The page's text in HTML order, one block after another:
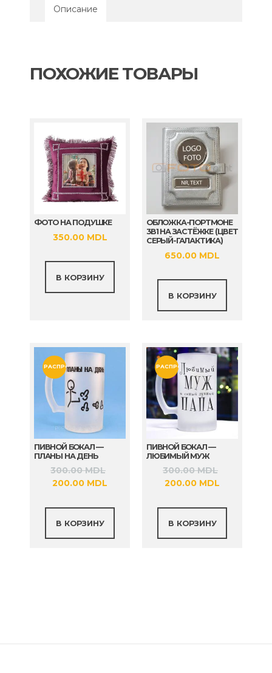
Описание
ПОХОЖИЕ ТОВАРЫ
ФОТО НА ПОДУШКЕ
350.00 MDL
В КОРЗИНУ
ОБЛОЖКА-ПОРТМОНЕ
3В1 НА ЗАСТЁЖКЕ (ЦВЕТ
СЕРЫЙ-ГАЛАКТИКА)
650.00 MDL
В КОРЗИНУ
РАСПРОДАЖА!
ПИВНОЙ БОКАЛ —
ПЛАНЫ НА ДЕНЬ
300.00MDL
Первоначальная
300.00 MDL.
200.00 MDL
200.00 MDL.
В КОРЗИНУ
РАСПРОДАЖА!
ПИВНОЙ БОКАЛ —
ЛЮБИМЫЙ МУЖ
300.00MDL
300.00
200.00 MDL
200.00
В КОРЗИНУ